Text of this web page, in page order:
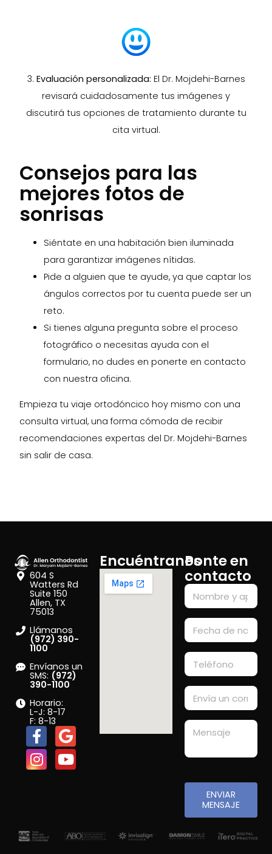
3. Evaluación personalizada: El Dr. Mojdehi-Barnes
revisará cuidadosamente tus imágenes y
discutirá tus opciones de tratamiento durante tu
cita virtual.
Consejos para las
mejores fotos de
sonrisas
Siéntate en una habitación bien iluminada
para garantizar imágenes nítidas.
Pide a alguien que te ayude, ya que captar los
ángulos correctos por tu cuenta puede ser un
reto.
Si tienes alguna pregunta sobre el proceso
fotográfico o necesitas ayuda con el
formulario, no dudes en ponerte en contacto
con nuestra oficina.
Empieza tu viaje ortodóncico hoy mismo con una
consulta virtual, una forma cómoda de recibir
recomendaciones expertas del Dr. Mojdehi-Barnes
sin salir de casa.
604 S
Watters Rd
Suite 150
Allen, TX
75013
Llámanos
(972) 390-
1100
Envíanos un
SMS: (972)
390-1100
Horario:
L-J: 8-17
F: 8-13
EncuéntranosPonte en
contacto
ENVIAR
MENSAJE